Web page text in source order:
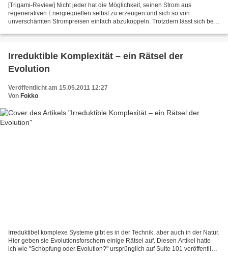
[Trigami-Review] Nicht jeder hat die Möglichkeit, seinen Strom aus
regenerativen Energiequellen selbst zu erzeugen und sich so von
unverschämten Strompreisen einfach abzukoppeln. Trotzdem lässt sich bei
Irreduktible Komplexität – ein Rätsel der
Evolution
Veröffentlicht am 15.05.2011 12:27
Von Fokko
Irreduktibel komplexe Systeme gibt es in der Technik, aber auch in der Natur.
Hier geben sie Evolutionsforschern einige Rätsel auf. Diesen Artikel hatte
ich wie "Schöpfung oder Evolution?" ursprünglich auf Suite 101 veröffentlich,